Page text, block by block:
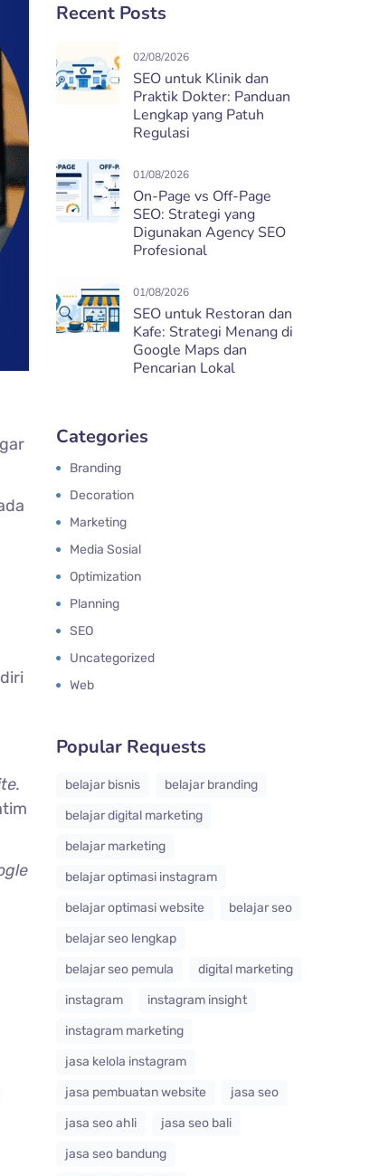
Recent Posts
02/08/2026
SEO untuk Klinik dan
Praktik Dokter: Panduan
Lengkap yang Patuh
Regulasi
01/08/2026
On-Page vs Off-Page
SEO: Strategi yang
Digunakan Agency SEO
Profesional
01/08/2026
SEO untuk Restoran dan
Kafe: Strategi Menang di
Google Maps dan
Pencarian Lokal
Categories
Branding
Decoration
Marketing
Media Sosial
Optimization
Planning
SEO
Uncategorized
Web
Popular Requests
belajar bisnis
belajar branding
belajar digital marketing
belajar marketing
belajar optimasi instagram
belajar optimasi website
belajar seo
belajar seo lengkap
belajar seo pemula
digital marketing
instagram
instagram insight
instagram marketing
jasa kelola instagram
jasa pembuatan website
jasa seo
jasa seo ahli
jasa seo bali
jasa seo bandung